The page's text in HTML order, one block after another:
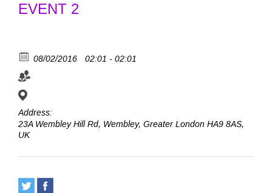
EVENT 2
08/02/2016 02:01 - 02:01
Address:
23A Wembley Hill Rd, Wembley, Greater London HA9 8AS,
UK